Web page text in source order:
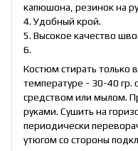
капюшона, резинок на
4. Удобный крой.
5. Высокое качество
6.
Костюм стирать только
температуре - 30-40
средством или мылом.
руками. Сушить на
периодически
утюгом со стороны